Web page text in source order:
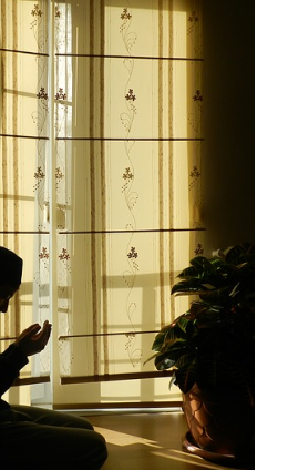
yang sangat besar bagi
ilmu agar